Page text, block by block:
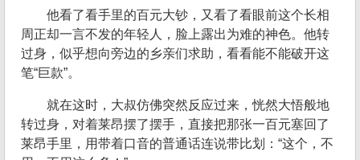
他看了看手里的百元大钞，又看了看眼前这个长相
周正却一言不发的年轻人，脸上露出为难的神色。他转
过身，似乎想向旁边的乡亲们求助，看看能不能破开这
笔“巨款”。
就在这时，大叔仿佛突然反应过来，恍然大悟般地
转过身，对着莱昂摆了摆手，直接把那张一百元塞回了
莱昂手里，用带着口音的普通话连说带比划：“这个，不